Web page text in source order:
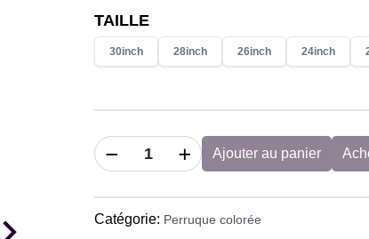
TAILLE
30inch 28inch 26inch 24inch
Ajouter au panier
Catégorie: Perruque colorée